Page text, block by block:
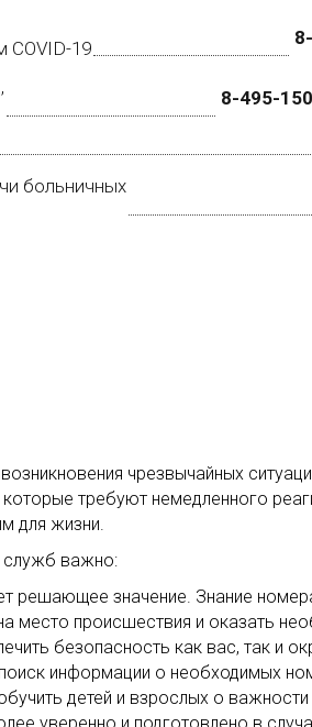
COVID-19
8-495-
больничных
чрезвычайных
требуют немедленного
для жизни.
служб важно:
решающее значение. Знание
место происшествия и оказать
безопасность как вас, так и
информации о необходимых
детей и взрослых о